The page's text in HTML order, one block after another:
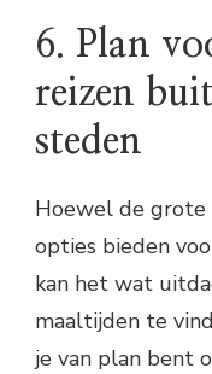
6. Plan
reizen
steden
Hoewel de
opties bieden
kan het wat
maaltijden te
je van plan bent